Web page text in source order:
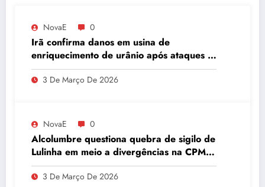
NovaE 0
Irã confirma danos em usina de
enriquecimento de urânio após ataques e
embaixador evita detalhes sobre
quantidade de urânio enriquecido
3 De Março De 2026
NovaE 0
Alcolumbre questiona quebra de sigilo de
Lulinha em meio a divergências na CPMI
do INSS
3 De Março De 2026